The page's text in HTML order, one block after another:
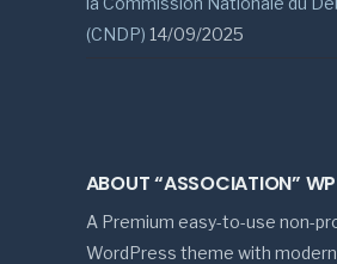
(CNDP) 14/09/2025
ABOUT “ASSOCIATION”
A Premium easy-to-use non-
WordPress theme with